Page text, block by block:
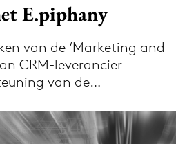
de app
via de Adformatie
app
E.piphany
van de ‘Marketing and
CRM-leverancier
van de…